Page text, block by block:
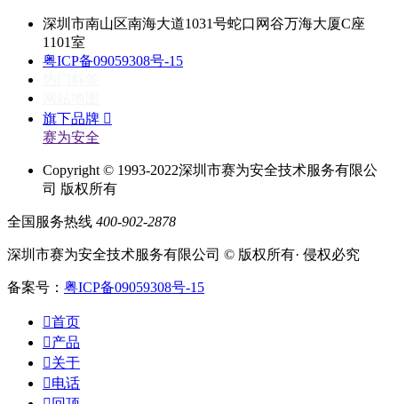
深圳市南山区南海大道1031号蛇口网谷万海大厦C座
1101室
粤ICP备09059308号-15
旗下品牌 
赛为安全
Copyright © 1993-2022深圳市赛为安全技术服务有限公
司 版权所有
全国服务热线 400-902-2878
深圳市赛为安全技术服务有限公司 © 版权所有· 侵权必究
备案号： 粤ICP备09059308号-15
首页
产品
关于
电话